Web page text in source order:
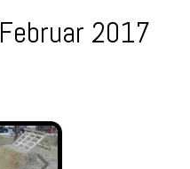
Februar 2017